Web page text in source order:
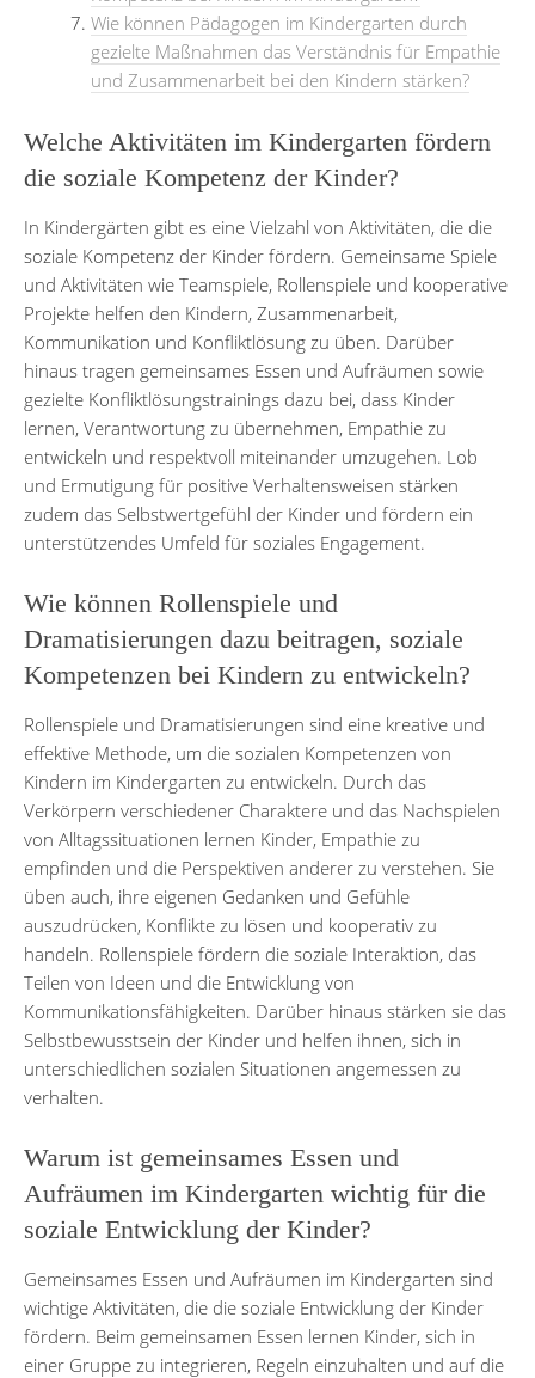
Wie können Pädagogen im Kindergarten durch
gezielte Maßnahmen das Verständnis für Empathie
und Zusammenarbeit bei den Kindern stärken?
Welche Aktivitäten im Kindergarten fördern
die soziale Kompetenz der Kinder?
In Kindergärten gibt es eine Vielzahl von Aktivitäten, die die
soziale Kompetenz der Kinder fördern. Gemeinsame Spiele
und Aktivitäten wie Teamspiele, Rollenspiele und kooperative
Projekte helfen den Kindern, Zusammenarbeit,
Kommunikation und Konfliktlösung zu üben. Darüber
hinaus tragen gemeinsames Essen und Aufräumen sowie
gezielte Konfliktlösungstrainings dazu bei, dass Kinder
lernen, Verantwortung zu übernehmen, Empathie zu
entwickeln und respektvoll miteinander umzugehen. Lob
und Ermutigung für positive Verhaltensweisen stärken
zudem das Selbstwertgefühl der Kinder und fördern ein
unterstützendes Umfeld für soziales Engagement.
Wie können Rollenspiele und
Dramatisierungen dazu beitragen, soziale
Kompetenzen bei Kindern zu entwickeln?
Rollenspiele und Dramatisierungen sind eine kreative und
effektive Methode, um die sozialen Kompetenzen von
Kindern im Kindergarten zu entwickeln. Durch das
Verkörpern verschiedener Charaktere und das Nachspielen
von Alltagssituationen lernen Kinder, Empathie zu
empfinden und die Perspektiven anderer zu verstehen. Sie
üben auch, ihre eigenen Gedanken und Gefühle
auszudrücken, Konflikte zu lösen und kooperativ zu
handeln. Rollenspiele fördern die soziale Interaktion, das
Teilen von Ideen und die Entwicklung von
Kommunikationsfähigkeiten. Darüber hinaus stärken sie das
Selbstbewusstsein der Kinder und helfen ihnen, sich in
unterschiedlichen sozialen Situationen angemessen zu
verhalten.
Warum ist gemeinsames Essen und
Aufräumen im Kindergarten wichtig für die
soziale Entwicklung der Kinder?
Gemeinsames Essen und Aufräumen im Kindergarten sind
wichtige Aktivitäten, die die soziale Entwicklung der Kinder
fördern. Beim gemeinsamen Essen lernen Kinder, sich in
einer Gruppe zu integrieren, Regeln einzuhalten und auf die